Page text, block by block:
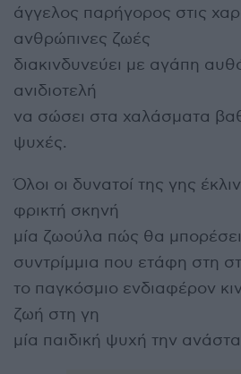
άγγελος παρήγορος στις
ανθρώπινες ζωές
διακινδυνεύει με αγάπη
ανιδιοτελή
να σώσει στα χαλάσματα
ψυχές.
Όλοι οι δυνατοί της γης
φρικτή σκηνή
μία ζωούλα πώς θα
συντρίμμια που ετάφη στη
το παγκόσμιο ενδιαφέρον
ζωή στη γη
μία παιδική ψυχή την